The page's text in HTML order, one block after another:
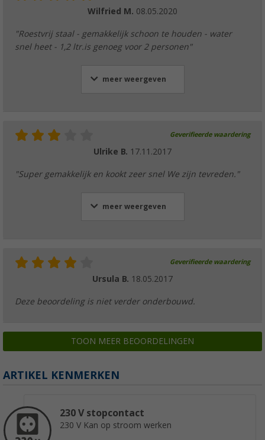
Wilfried M. 08.05.2020
"Roestvrij staal - gemakkelijk schoon te houden - water
snel heet - 1,2 ltr.is genoeg voor 2 personen"
meer weergeven
Geverifieerde waardering
Ulrike B. 17.11.2017
"Super gemakkelijk en kookt zeer snel We zijn tevreden."
meer weergeven
Geverifieerde waardering
Ursula B. 18.05.2017
Deze beoordeling is niet verder onderbouwd.
TOON MEER BEOORDELINGEN
ARTIKEL KENMERKEN
230 V stopcontact
230 V Kan op stroom werken